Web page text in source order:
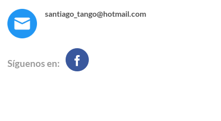
santiago_tango@hotmail.com
Síguenos en: